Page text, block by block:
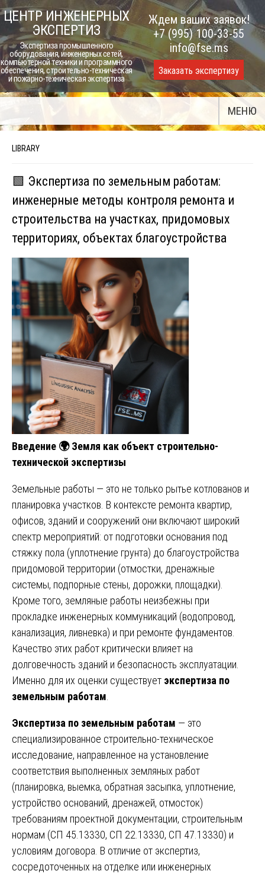
Skip
to
content
ЦЕНТР ИНЖЕНЕРНЫХ
ЭКСПЕРТИЗ
Экспертиза промышленного
оборудования, инженерных сетей,
компьютерной техники и программного
обеспечения, строительно-техническая
и пожарно-техническая экспертиза
Ждем ваших заявок!
+7 (995) 100-33-55
info@fse.ms
Заказать экспертизу
МЕНЮ
LIBRARY
🟩 Экспертиза по земельным работам:
инженерные методы контроля ремонта и
строительства на участках, придомовых
территориях, объектах благоустройства
Введение 🌍Земля как объект строительно-
технической экспертизы
Земельные работы — это не только рытье котлованов и
планировка участков. В контексте ремонта квартир,
офисов, зданий и сооружений они включают широкий
спектр мероприятий: от подготовки основания под
стяжку пола (уплотнение грунта) до благоустройства
придомовой территории (отмостки, дренажные
системы, подпорные стены, дорожки, площадки).
Кроме того, земляные работы неизбежны при
прокладке инженерных коммуникаций (водопровод,
канализация, ливневка) и при ремонте фундаментов.
Качество этих работ критически влияет на
долговечность зданий и безопасность эксплуатации.
Именно для их оценки существует экспертиза по
земельным работам
Экспертиза по земельным работам — это
специализированное строительно-техническое
исследование, направленное на установление
соответствия выполненных земляных работ
(планировка, выемка, обратная засыпка, уплотнение,
устройство оснований, дренажей, отмосток)
требованиям проектной документации, строительным
нормам (СП 45.13330, СП 22.13330, СП 47.13330) и
условиям договора. В отличие от экспертиз,
сосредоточенных на отделке или инженерных